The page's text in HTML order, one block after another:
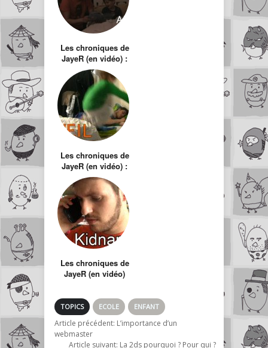
Les chroniques de
JayeR (en vidéo) :
Comment mettre
ses enfants au lit ?
Les chroniques de
JayeR (en vidéo) :
Le réveil
Les chroniques de
JayeR (en vidéo)
TOPICS ECOLE ENFANT
Article précédent: L’importance d’un
webmaster
Article suivant: La 2ds pourquoi ? Pour qui ?